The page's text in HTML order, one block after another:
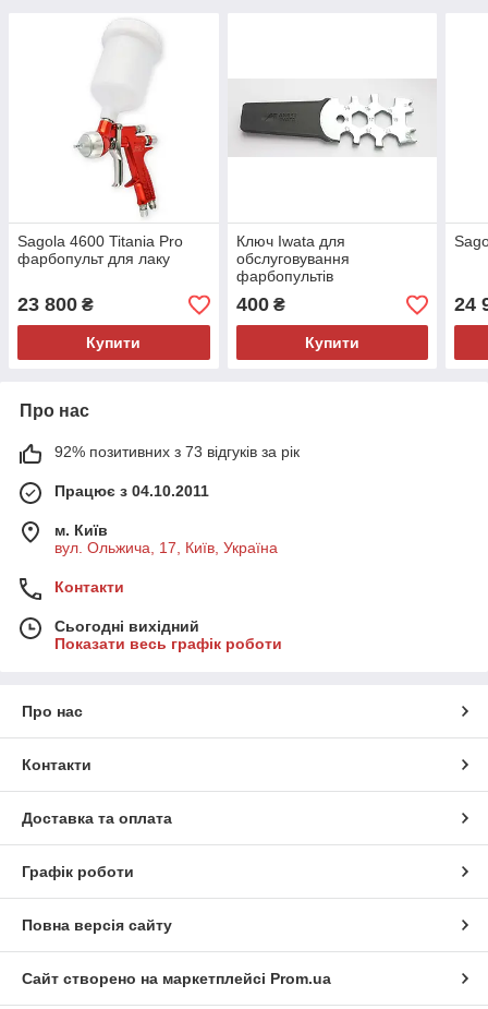
Sagola 4600 Titania Pro
фарбопульт для лаку
23 800 ₴
Купити
Ключ Iwata для
обслуговування
фарбопультів
400₴
Купити
24
Про нас
92% позитивних з 73 відгуків за рік
Працює з 04.10.2011
м. Київ
вул. Ольжича, 17, Київ, Україна
Контакти
Сьогодні вихідний
Показати весь графік роботи
Про нас
Контакти
Доставка та оплата
Графік роботи
Повна версія сайту
Сайт створено на маркетплейсі Prom.ua